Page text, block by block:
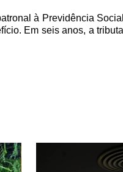
à Previdência
Em seis anos, a